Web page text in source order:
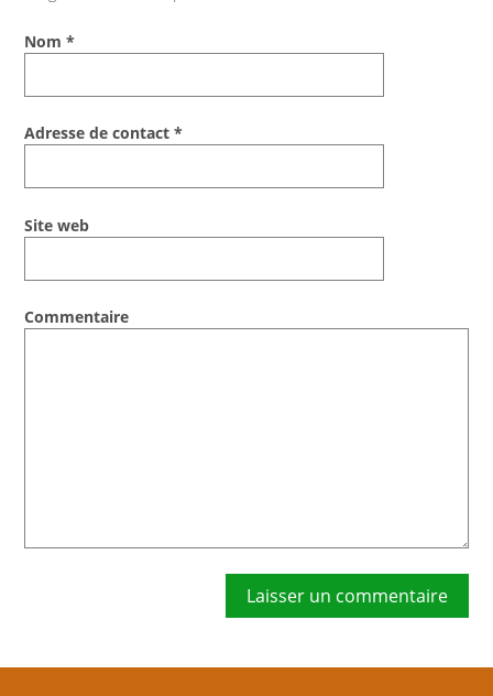
Nom*
Adresse de contact*
Site web
Commentaire